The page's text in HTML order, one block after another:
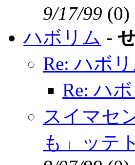
9/17/99 (0)
ハボリム -
Re: ハボ
Re: ハ
スイマセ
も」ッテ